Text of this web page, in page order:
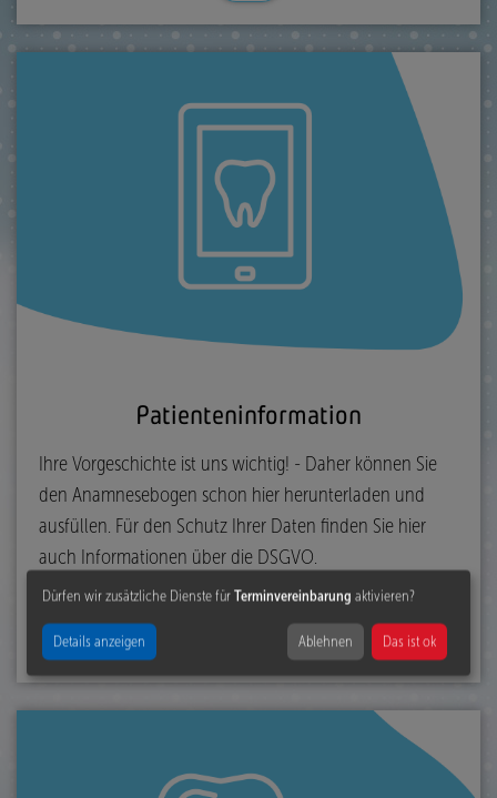
Patienteninformation
Ihre Vorgeschichte ist uns wichtig! - Daher können Sie
den Anamnesebogen schon hier herunterladen und
ausfüllen. Für den Schutz Ihrer Daten finden Sie hier
auch Informationen über die DSGVO.
Dürfen wir zusätzliche Dienste fürTerminvereinbarung aktivieren?
Details anzeigen Ablehnen Das ist ok